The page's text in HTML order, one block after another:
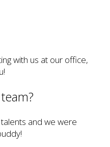
with us at our office,
and we were